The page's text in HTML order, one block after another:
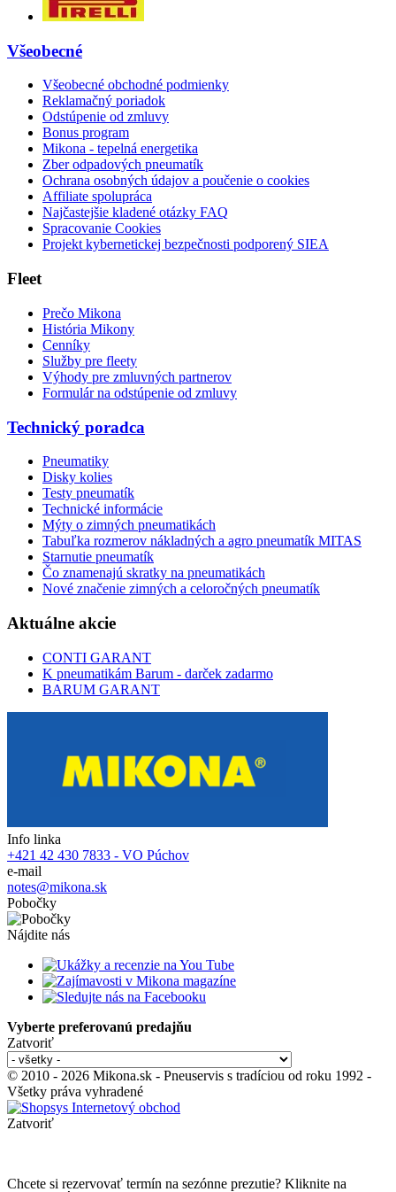
Všeobecné
Všeobecné obchodné podmienky
Reklamačný poriadok
Odstúpenie od zmluvy
Bonus program
Mikona - tepelná energetika
Zber odpadových pneumatík
Ochrana osobných údajov a poučenie o cookies
Affiliate spolupráca
Najčastejšie kladené otázky FAQ
Spracovanie Cookies
Projekt kybernetickej bezpečnosti podporený SIEA
Fleet
Prečo Mikona
História Mikony
Cenníky
Služby pre fleety
Výhody pre zmluvných partnerov
Formulár na odstúpenie od zmluvy
Technický poradca
Pneumatiky
Disky kolies
Testy pneumatík
Technické informácie
Mýty o zimných pneumatikách
Tabuľka rozmerov nákladných a agro pneumatík MITAS
Starnutie pneumatík
Čo znamenajú skratky na pneumatikách
Nové značenie zimných a celoročných pneumatík
Aktuálne akcie
CONTI GARANT
K pneumatikám Barum - darček zadarmo
BARUM GARANT
Info linka
+421 42 430 7833 - VO Púchov
e-mail
notes@mikona.sk
Pobočky
Nájdite nás
Vyberte preferovanú predajňu
Zatvoriť
© 2010 - 2026 Mikona.sk - Pneuservis s tradíciou od roku 1992 -
Všetky práva vyhradené
Zatvoriť
Chcete si rezervovať termín na sezónne prezutie? Kliknite na